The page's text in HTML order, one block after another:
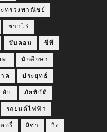
ะทรวงพาณิชย์
ชาวไร่
ซับคอน ซีพี
พ. นักศึกษา
ค ประยุทธ์
ผับ ภัยพิบัติ
รถยนต์ไฟฟ้า
อรี่ ลิซ่า วิ่ง